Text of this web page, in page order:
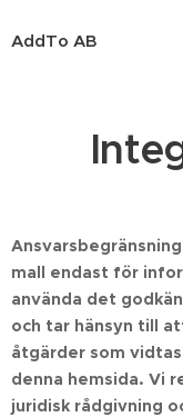
AddTo AB
mall endast för
använda det
och tar hänsyn till
åtgärder som
denna hemsida. Vi
juridisk rådgivning